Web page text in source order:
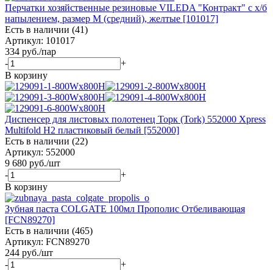
Перчатки хозяйственные резиновые VILEDA "Контракт" с х/б
напылением, размер M (средний), желтые [101017]
Есть в наличии (41)
Артикул: 101017
334 руб./пар
-
+
В корзину
Диспенсер для листовых полотенец Торк (Tork) 552000 Xpress
Multifold H2 пластиковый белый [552000]
Есть в наличии (22)
Артикул: 552000
9 680 руб./шт
-
+
В корзину
Зубная паста COLGATE 100мл Прополис Отбеливающая
[FCN89270]
Есть в наличии (465)
Артикул: FCN89270
244 руб./шт
-
+